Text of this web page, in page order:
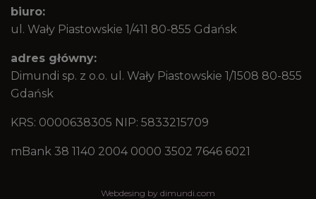
biuro:
ul. Wały Piastowskie 1/411 80-855 Gdańsk
adres główny:
Dimundi sp. z o.o. ul. Wały Piastowskie 1/1508 80-855
Gdańsk
KRS: 0000638305 NIP: 5833215709
mBank 38 1140 2004 0000 3502 7646 6021
Webdesing by dimundi.com